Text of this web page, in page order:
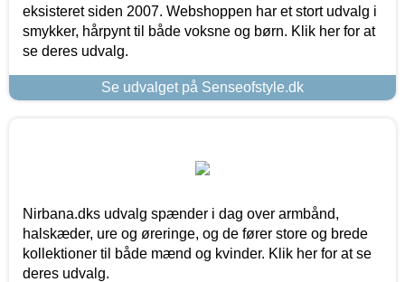
eksisteret siden 2007. Webshoppen har et stort udvalg i
smykker, hårpynt til både voksne og børn. Klik her for at
se deres udvalg.
Se udvalget på Senseofstyle.dk
Nirbana.dks udvalg spænder i dag over armbånd,
halskæder, ure og øreringe, og de fører store og brede
kollektioner til både mænd og kvinder. Klik her for at se
deres udvalg.